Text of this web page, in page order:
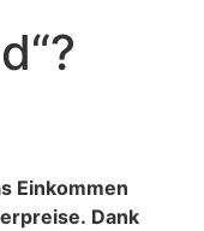
Einkommen
Dank